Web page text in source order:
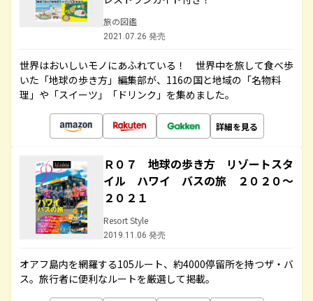
旅の図鑑
2021.07.26 発売
世界はおいしいモノにあふれている！ 世界中を旅して食べ歩
いた「地球の歩き方」編集部が、116の国と地域の「名物料
理」や「スイーツ」「ドリンク」を集めました。
詳細を見る
Ｒ０７ 地球の歩き方 リゾートスタ
イル ハワイ バスの旅 ２０２０～
２０２１
Resort Style
2019.11.06 発売
オアフ島内を網羅する105ルート、約4000停留所を持つザ・バ
ス。旅行者に便利なルートを厳選して掲載。